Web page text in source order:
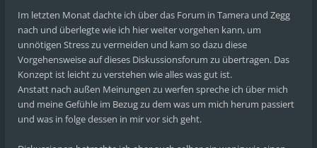
Im letzten Monat dachte ich über das Forum in Tamera und Zegg
nach und überlegte wie ich hier weiter vorgehen kann, um
unnötigen Stress zu vermeiden und kam so dazu diese
Vorgehensweise auf dieses Diskussionsforum zu übertragen. Das
Konzept ist leicht zu verstehen wie alles was gut ist.
Anstatt nach außen Meinungen zu werfen spreche ich über mich
und meine Gefühle im Bezug zu dem was um mich herum passiert
und was in folge dessen in mir vor sich geht.